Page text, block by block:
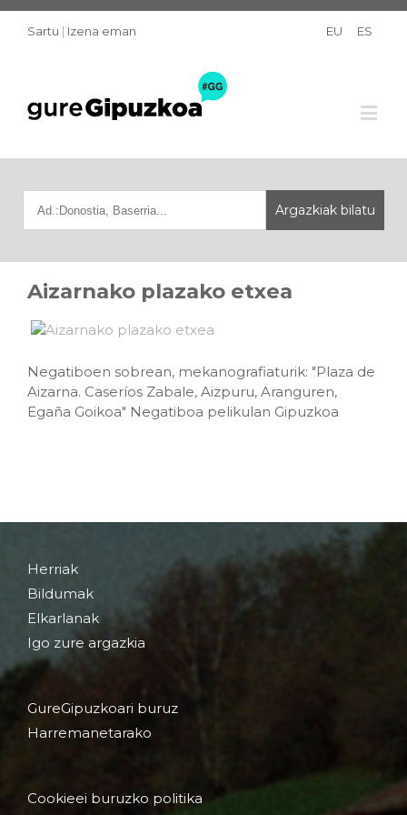
Sartu | Izena eman EU ES
Aizarnako plazako etxea
Negatiboen sobrean, mekanografiaturik: "Plaza de
Aizarna. Caseríos Zabale, Aizpuru, Aranguren,
Egaña Goikoa" Negatiboa pelikulan Gipuzkoa
Herriak
Bildumak
Elkarlanak
Igo zure argazkia
GureGipuzkoari buruz
Harremanetarako
Cookieei buruzko politika